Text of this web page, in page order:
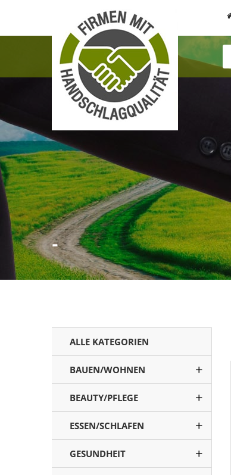
-
ALLE KATEGORIEN
BAUEN/WOHNEN
BEAUTY/PFLEGE
ESSEN/SCHLAFEN
GESUNDHEIT